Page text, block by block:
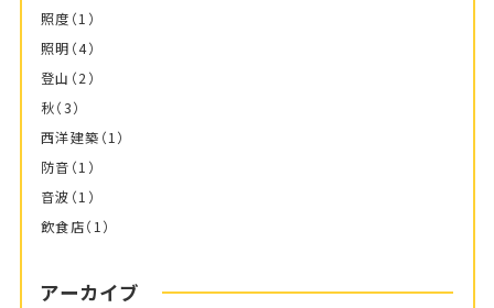
照度 （1）
照明 （4）
登山 （2）
秋（3）
西洋建築 （1）
防音 （1）
音波 （1）
飲食店（1）
アーカイブ